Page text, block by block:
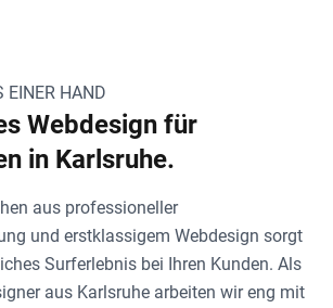
EINER HAND
Webdesign für
in Karlsruhe.
aus professioneller
und erstklassigem Webdesign sorgt
Surferlebnis bei Ihren Kunden. Als
aus Karlsruhe arbeiten wir eng mit